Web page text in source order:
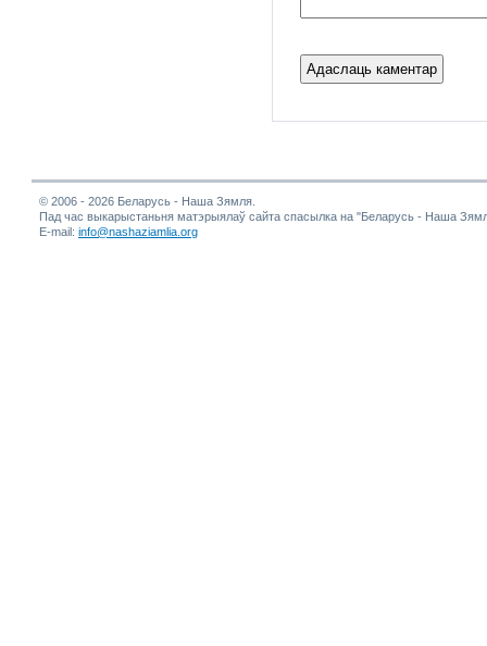
© 2006 - 2026 Беларусь - Наша Зямля.
Пад час выкарыстаньня матэрыялаў сайта спасылка на "Беларусь - Наша
E-mail: info@nashaziamlia.org